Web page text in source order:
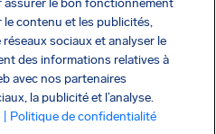
SocialInstagram
SocialLinkedin
APPLI GRATUITE
le bon fonctionnement
contenu et les publicités,
sociaux et analyser le
des informations relatives à
avec nos partenaires
la publicité et l’analyse.
| Politique de confidentialité